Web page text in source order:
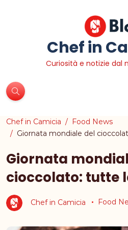
Chef in
Curiosità e notizie dal
Chef in Camicia
Food News
Giornata mondiale del
Giornata
cioccolato: tutte
Chef in Camicia Food